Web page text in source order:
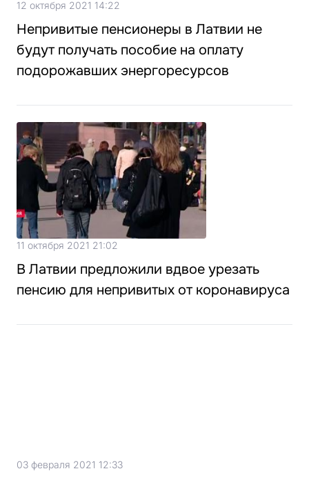
12 октября 2021 14:22
Непривитые пенсионеры в Латвии не
будут получать пособие на оплату
подорожавших энергоресурсов
11 октября 2021 21:02
В Латвии предложили вдвое урезать
пенсию для непривитых от коронавируса
03 февраля 2021 12:33